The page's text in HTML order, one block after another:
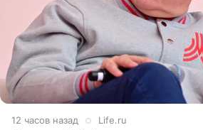
12 часов назад Life.ru